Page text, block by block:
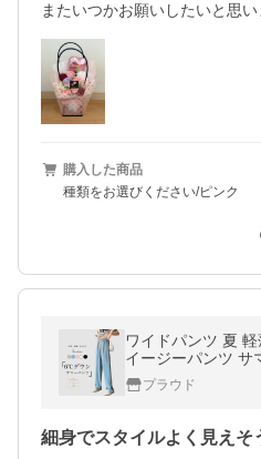
またいつかお願いしたいと思い
購入した商品
種類をお選びください/ピンク
ワイドパンツ 夏
イージーパンツ サ
ュアルパンツ 無地
体型カバー
プラウド
細身でスタイルよく見えそ